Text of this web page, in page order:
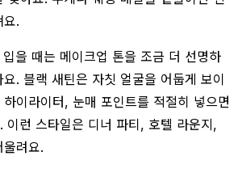
요.
을 때는 메이크업 톤을 조금 더 선명하
. 블랙 새틴은 자칫 얼굴을 어둡게 보이
이라이터, 눈매 포인트를 적절히 넣으면
이런 스타일은 디너 파티, 호텔 라운지,
려요.